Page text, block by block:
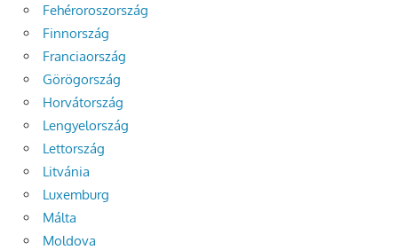
Fehéroroszország
Finnország
Franciaország
Görögország
Horvátország
Lengyelország
Lettország
Litvánia
Luxemburg
Málta
Moldova